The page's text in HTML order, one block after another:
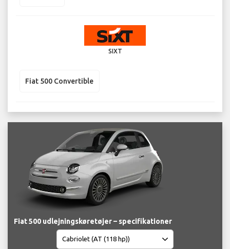
SIXT
Fiat 500 Convertible
Fiat 500 udlejningskøretøjer – specifikationer